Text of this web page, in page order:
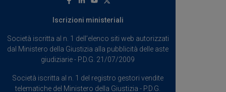
Facebook
LinkedinYoutube
X
Iscrizioni ministeriali
Società iscritta al n. 1 dell’elenco siti web autorizzati
dal Ministero della Giustizia alla pubblicità delle aste
giudiziarie - P.D.G. 21/07/2009
Società iscritta al n. 1 del registro gestori vendite
telematiche del Ministero della Giustizia - P.D.G.